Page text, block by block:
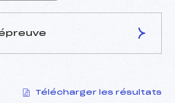
GOUY ETIENNE (DA)
Télécharger les résultats